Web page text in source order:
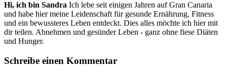
Hi, ich bin Sandra Ich lebe seit einigen Jahren auf Gran Canaria
und habe hier meine Leidenschaft für gesunde Ernährung, Fitness
und ein bewussteres Leben entdeckt. Dies alles möchte ich hier mit
dir teilen. Abnehmen und gesünder Leben - ganz ohne fiese Diäten
und Hunger.
Schreibe einen Kommentar